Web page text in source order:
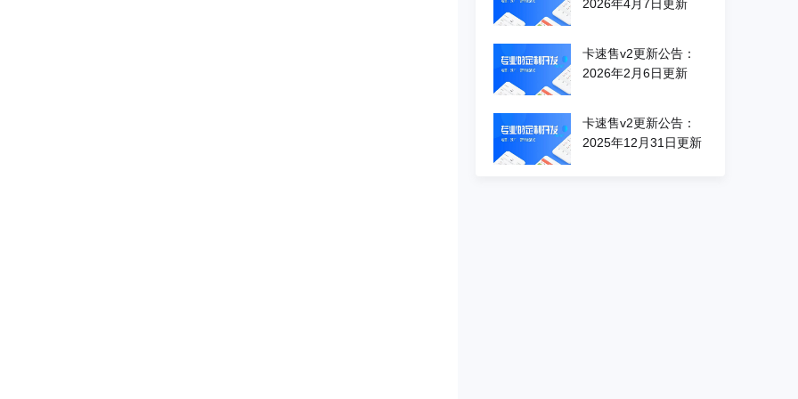
2026年4月7日更新
卡速售v2更新公告：
2026年2月6日更新
卡速售v2更新公告：
2025年12月31日更新